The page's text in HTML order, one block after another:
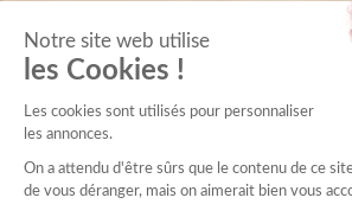
Notre site web utilise
les Cookies !
Les cookies sont utilisés pour personnaliser
les annonces.
On a attendu d'être sûrs que le contenu de ce
de vous déranger, mais on aimerait bien vous